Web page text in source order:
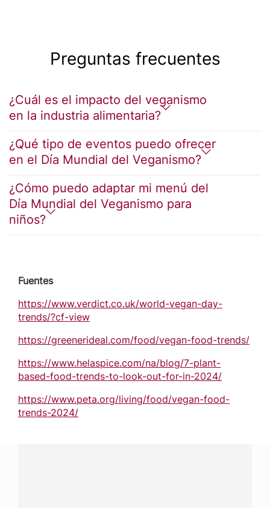
Preguntas frecuentes
¿Cuál es el impacto del veganismo
en la industria alimentaria?
¿Qué tipo de eventos puedo ofrecer
en el Día Mundial del Veganismo?
¿Cómo puedo adaptar mi menú del
Día Mundial del Veganismo para
niños?
Fuentes
https://www.verdict.co.uk/world-vegan-day-
trends/?cf-view
https://greenerideal.com/food/vegan-food-trends/
https://www.helaspice.com/na/blog/7-plant-
based-food-trends-to-look-out-for-in-2024/
https://www.peta.org/living/food/vegan-food-
trends-2024/